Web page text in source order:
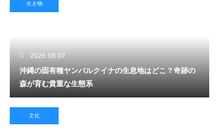
生き物
2026.08.07
沖縄の固有種ヤンバルクイナの生息地はどこ？奇跡の
森が育む貴重な生態系
文化